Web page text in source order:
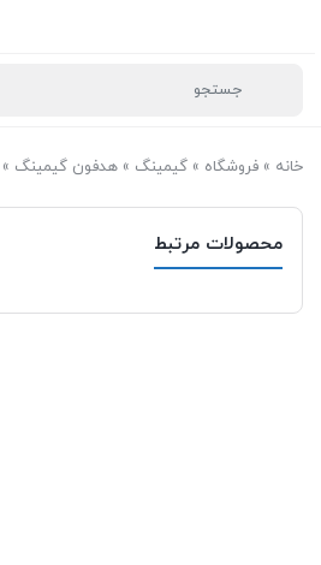
خانه » فروشگاه » گیمینگ » هدفون گیمینگ »
محصولات مرتبط